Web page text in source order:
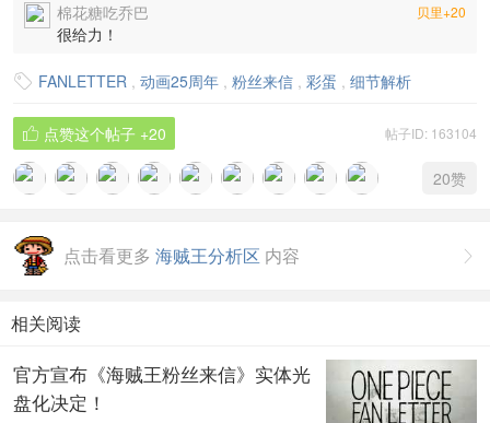
贝里+20
棉花糖吃乔巴
很给力！
 FANLETTER , 动画25周年 , 粉丝来信 , 彩蛋 , 细节解析
帖子ID: 163104
 点赞这个帖子 +20
20赞

点击看更多 海贼王分析区 内容
相关阅读
官方宣布《海贼王粉丝来信》实体光
盘化决定！